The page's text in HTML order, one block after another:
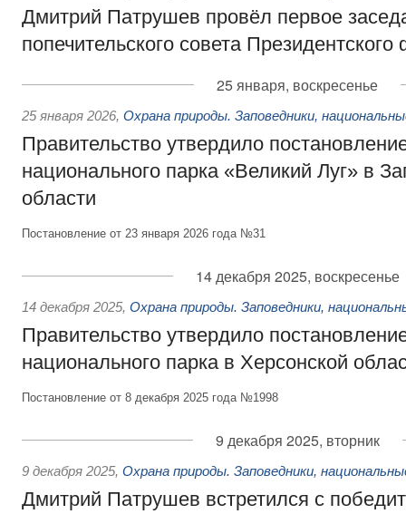
Дмитрий Патрушев провёл первое
попечительского совета
25 января, воскресенье
25 января 2026, Охрана природы. Заповедники,
Правительство утвердило
национального парка «Великий Луг» в
области
Постановление от 23 января 2026 года №31
14 декабря 2025, воскресенье
14 декабря 2025, Охрана природы. Заповедники,
Правительство утвердило
национального парка в Херсонской
Постановление от 8 декабря 2025 года №1998
9 декабря 2025, вторник
9 декабря 2025, Охрана природы. Заповедники,
Дмитрий Патрушев встретился с